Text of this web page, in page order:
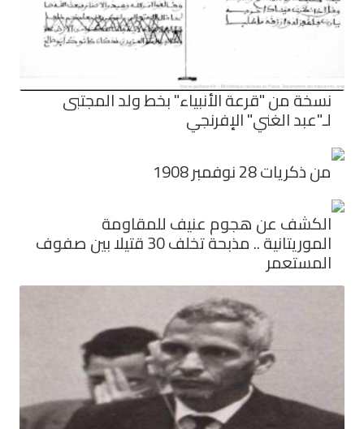
نسخة من "قرعة الأنبياء" بخط ولد المجتبى
لـ"عبد الغني" الإفرنجي
من ذكريات 28 نوفمبر 1908
الكشف عن هجوم عنيف للمقاومة
الموريتانية .. مذبحة تخلف 30 قتيلا بين صفوف
المستعمر